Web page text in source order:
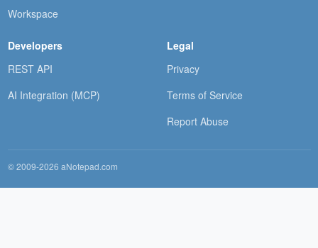
Workspace
Developers
REST API
AI Integration (MCP)
Legal
Privacy
Terms of Service
Report Abuse
© 2009-2026 aNotepad.com